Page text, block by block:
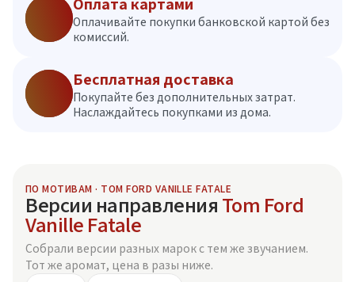
Оплата картами
Оплачивайте покупки банковской картой без
комиссий.
Бесплатная доставка
Покупайте без дополнительных затрат.
Наслаждайтесь покупками из дома.
ПО МОТИВАМ · TOM FORD VANILLE FATALE
Версии направления Tom Ford
Vanille Fatale
Собрали версии разных марок с тем же звучанием.
Тот же аромат, цена в разы ниже.